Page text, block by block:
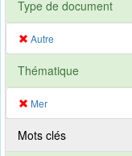
Type de document
Autre
Thématique
Mer
Mots clés